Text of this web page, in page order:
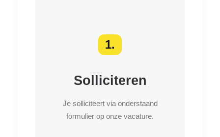
1.
Solliciteren
Je solliciteert via onderstaand
formulier op onze vacature.